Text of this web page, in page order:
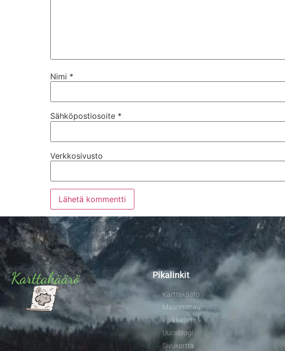
Nimi *
Sähköpostiosoite *
Verkkosivusto
Pikalinkit
Karttakäärö
Maanmittaus
Paikkatieto
Uutisblogi
Sivukartta